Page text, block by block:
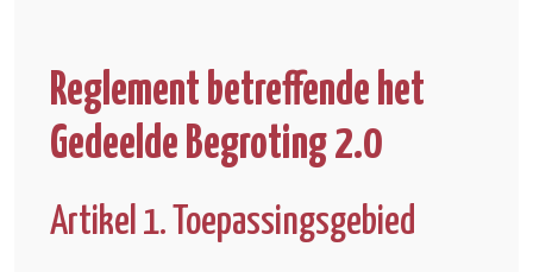
In 1 klik
Reglement betreffende het
Gedeelde Begroting 2.0
Artikel 1. Toepassingsgebied